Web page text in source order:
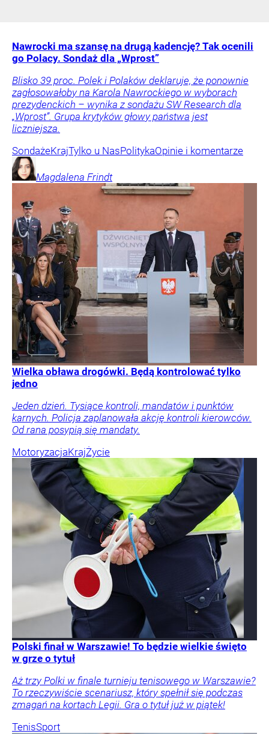
Nawrocki ma szansę na drugą kadencję? Tak ocenili
go Polacy. Sondaż dla „Wprost”
Blisko 39 proc. Polek i Polaków deklaruje, że ponownie
zagłosowałoby na Karola Nawrockiego w wyborach
prezydenckich – wynika z sondażu SW Research dla
„Wprost”. Grupa krytyków głowy państwa jest
liczniejsza.
SondażeKrajTylko u NasPolitykaOpinie i komentarze
Magdalena Frindt
Wielka obława drogówki. Będą kontrolować tylko
jedno
Jeden dzień. Tysiące kontroli, mandatów i punktów
karnych. Policja zaplanowała akcję kontroli kierowców.
Od rana posypią się mandaty.
MotoryzacjaKrajŻycie
Polski finał w Warszawie! To będzie wielkie święto
w grze o tytuł
Aż trzy Polki w finale turnieju tenisowego w Warszawie?
To rzeczywiście scenariusz, który spełnił się podczas
zmagań na kortach Legii. Gra o tytuł już w piątek!
TenisSport